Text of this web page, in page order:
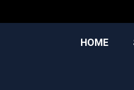
텐
HOME